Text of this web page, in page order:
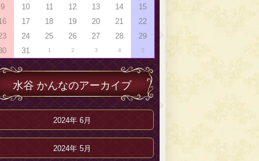
9
10 11 12 13 14
15
17 18 19 20 21
22
24 25 26 27 28
29
31 1 2 3 4 5
水谷 かんなのアーカイブ
2024年 6月
2024年 5月